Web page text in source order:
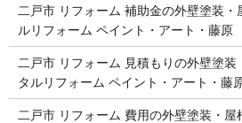
二戸市 リフォーム 補助金の外壁塗装・
ルリフォーム ペイント・アート・藤原
二戸市 リフォーム 見積もりの外壁塗
タルリフォーム ペイント・アート・藤
二戸市 リフォーム 費用の外壁塗装・